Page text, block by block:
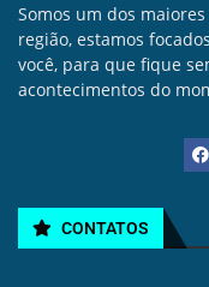
Somos um dos
região, estamos
você, para que fique
acontecimentos do
CONTATOS